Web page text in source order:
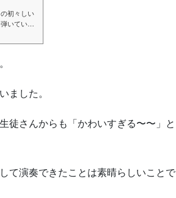
初々しい
いていま
ました。
徒さんからも「かわいすぎる〜〜」と
て演奏できたことは素晴らしいことで